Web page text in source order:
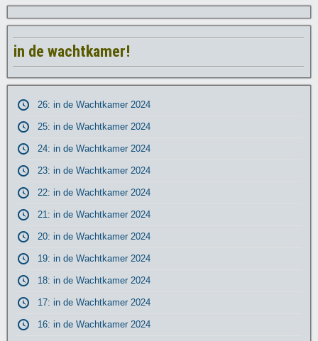
in de wachtkamer!
26: in de Wachtkamer 2024
25: in de Wachtkamer 2024
24: in de Wachtkamer 2024
23: in de Wachtkamer 2024
22: in de Wachtkamer 2024
21: in de Wachtkamer 2024
20: in de Wachtkamer 2024
19: in de Wachtkamer 2024
18: in de Wachtkamer 2024
17: in de Wachtkamer 2024
16: in de Wachtkamer 2024